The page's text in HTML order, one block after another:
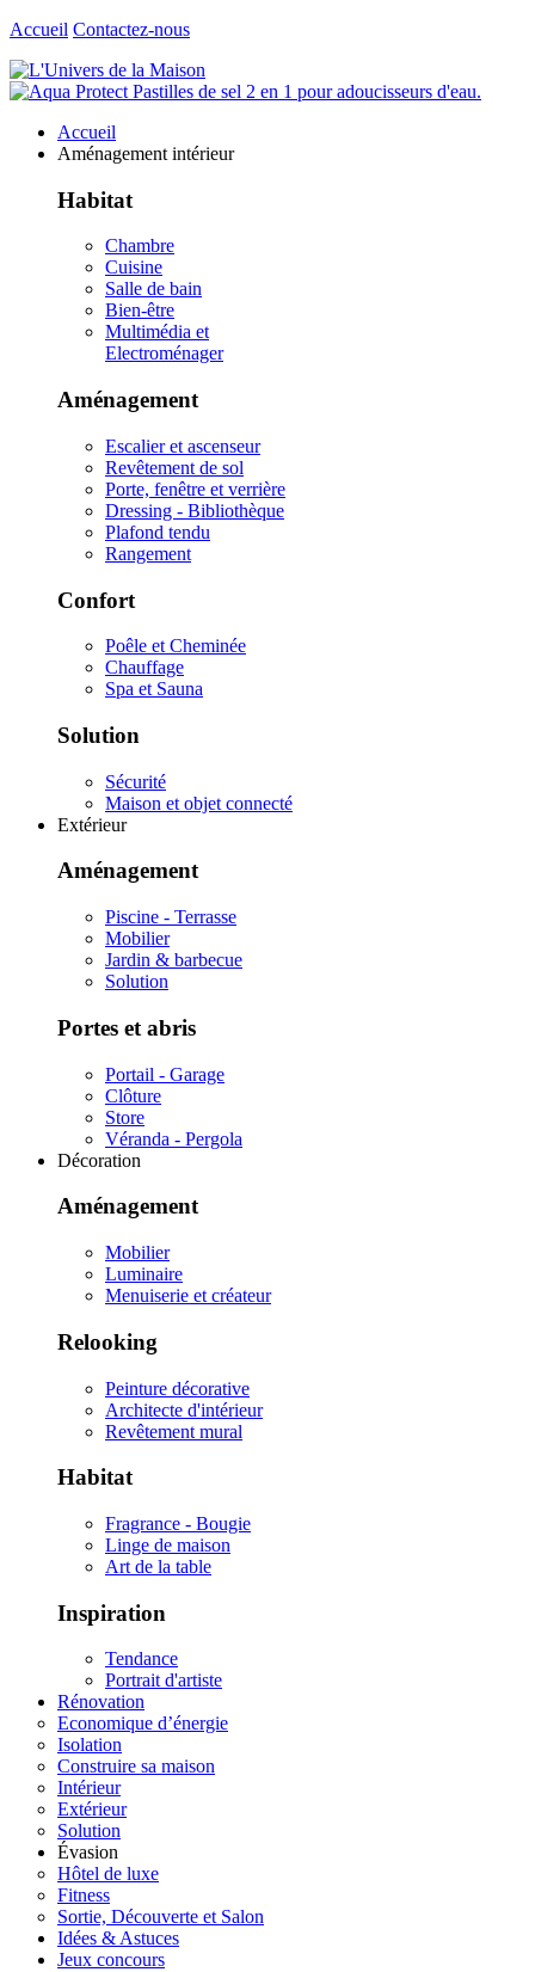
Accueil Contactez-nous
Accueil
Aménagement intérieur
Habitat
Chambre
Cuisine
Salle de bain
Bien-être
Multimédia et
Electroménager
Aménagement
Escalier et ascenseur
Revêtement de sol
Porte, fenêtre et verrière
Dressing - Bibliothèque
Plafond tendu
Rangement
Confort
Poêle et Cheminée
Chauffage
Spa et Sauna
Solution
Sécurité
Maison et objet connecté
Extérieur
Aménagement
Piscine - Terrasse
Mobilier
Jardin & barbecue
Solution
Portes et abris
Portail - Garage
Clôture
Store
Véranda - Pergola
Décoration
Aménagement
Mobilier
Luminaire
Menuiserie et créateur
Relooking
Peinture décorative
Architecte d'intérieur
Revêtement mural
Habitat
Fragrance - Bougie
Linge de maison
Art de la table
Inspiration
Tendance
Portrait d'artiste
Rénovation
Economique d’énergie
Isolation
Construire sa maison
Intérieur
Extérieur
Solution
Évasion
Hôtel de luxe
Fitness
Sortie, Découverte et Salon
Idées & Astuces
Jeux concours